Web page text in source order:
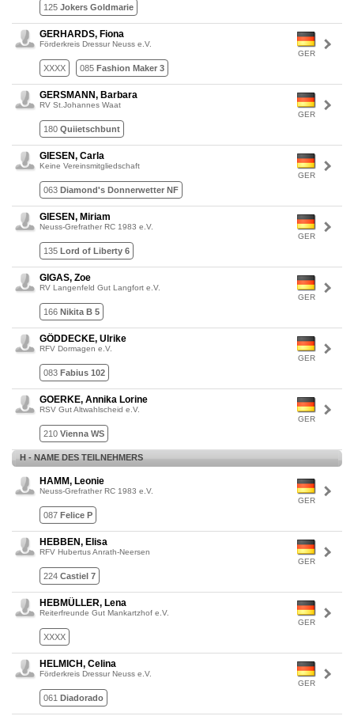
125 Jokers Goldmarie
GER
GERHARDS, Fiona
Förderkreis Dressur Neuss e.V.
XXXX 085 Fashion Maker 3
GER
GERSMANN, Barbara
RV St.Johannes Waat
180 Quiietschbunt
GER
GIESEN, Carla
Keine Vereinsmitgliedschaft
063 Diamond's Donnerwetter NF
GER
GIESEN, Miriam
Neuss-Grefrather RC 1983 e.V.
135 Lord of Liberty 6
GER
GIGAS, Zoe
RV Langenfeld Gut Langfort e.V.
166 Nikita B 5
GER
GÖDDECKE, Ulrike
RFV Dormagen e.V.
083 Fabius 102
GER
GOERKE, Annika Lorine
RSV Gut Altwahlscheid e.V.
210 Vienna WS
H - NAME DES TEILNEHMERS
GER
HAMM, Leonie
Neuss-Grefrather RC 1983 e.V.
087 Felice P
GER
HEBBEN, Elisa
RFV Hubertus Anrath-Neersen
224 Castiel 7
GER
HEBMÜLLER, Lena
Reiterfreunde Gut Mankartzhof e.V.
XXXX
GER
HELMICH, Celina
Förderkreis Dressur Neuss e.V.
061 Diadorado